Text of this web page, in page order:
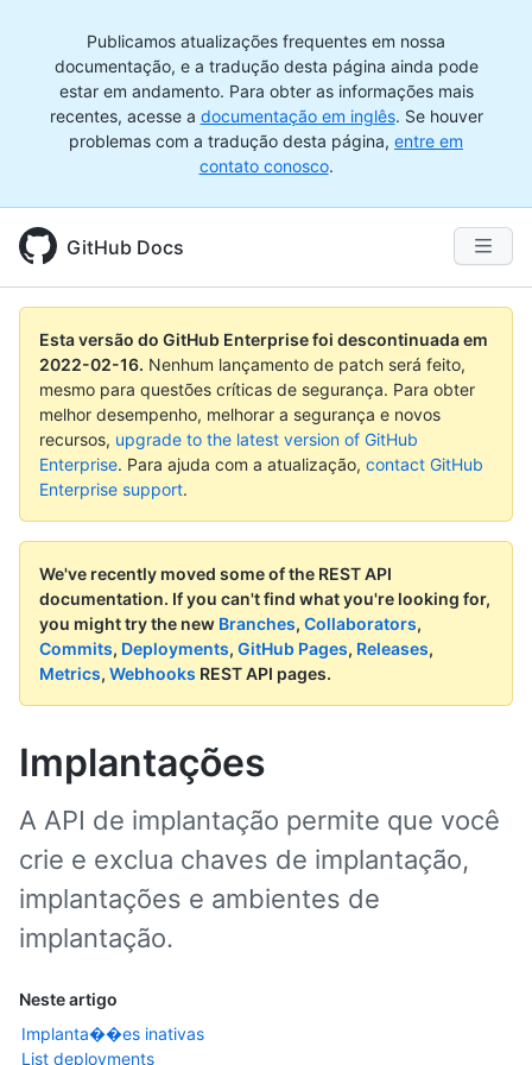
Publicamos atualizações frequentes em nossa
documentação, e a tradução desta página ainda pode
estar em andamento. Para obter as informações mais
recentes, acesse a documentação em inglês. Se houver
problemas com a tradução desta página, entre em
contato conosco.
GitHub Docs
Esta versão do GitHub Enterprise foi descontinuada em
2022-02-16. Nenhum lançamento de patch será feito,
mesmo para questões críticas de segurança. Para obter
melhor desempenho, melhorar a segurança e novos
recursos, upgrade to the latest version of GitHub
Enterprise. Para ajuda com a atualização, contact GitHub
Enterprise support.
We've recently moved some of the REST API
documentation. If you can't find what you're looking for,
you might try the new Branches, Collaborators,
Commits, Deployments, GitHub Pages, Releases,
Metrics, Webhooks REST API pages.
Implantações
Neste artigo
Implanta��es inativas
List deployments
A API de implantação permite que você
crie e exclua chaves de implantação,
implantações e ambientes de
implantação.